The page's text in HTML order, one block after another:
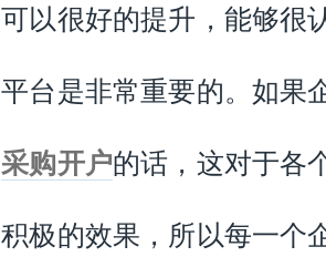
可以很好的提升，能够很
平台是非常重要的。如果
采购开户的话，这对于各
积极的效果，所以每一个